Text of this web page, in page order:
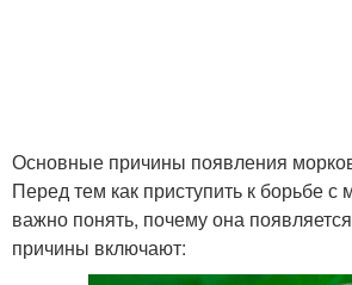
Основные причины появления
Перед тем как приступить к борьбе с
важно понять, почему она
причины включают: